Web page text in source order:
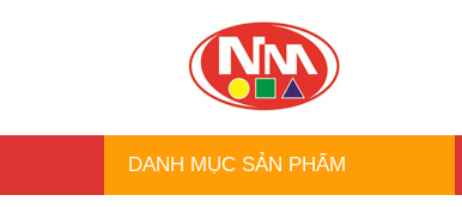
DANH MỤC SẢN PHẨM